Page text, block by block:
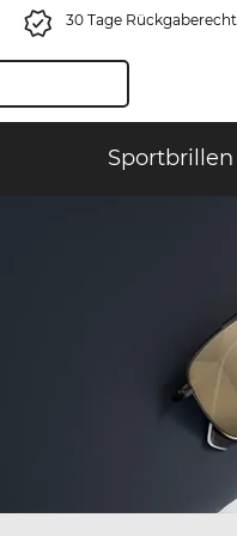
30 Tage Rückgaberecht
Sportbrillen